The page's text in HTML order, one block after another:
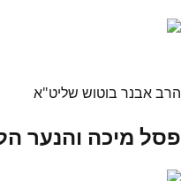
הרב אבנר בוטוש שליט"א
פסל מיכה והנער